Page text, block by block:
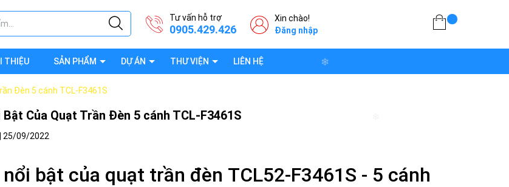
Tư vấn hỗ trợ
0905.429.426
Xin chào!
Đăng nhập
THIỆU SẢN PHẨM DỰ ÁN THƯ VIỆN LIÊN HỆ
Đèn 5 cánh TCL-F3461S
Của Quạt Trần Đèn 5 cánh TCL-F3461S
25/09/2022
bật của quạt trần đèn TCL52-F3461S - 5 cánh